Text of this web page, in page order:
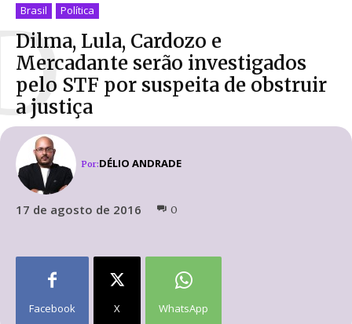
Brasil Política
Dilma, Lula, Cardozo e
Mercadante serão investigados
pelo STF por suspeita de obstruir
a justiça
Por:DÉLIO ANDRADE
17 de agosto de 2016 0
Facebook X WhatsApp